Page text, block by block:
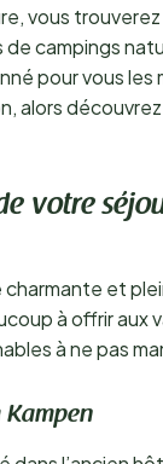
vous trouverez
campings
pour vous les
alors
votre
charmante et
à offrir aux
à ne pas
Kampen